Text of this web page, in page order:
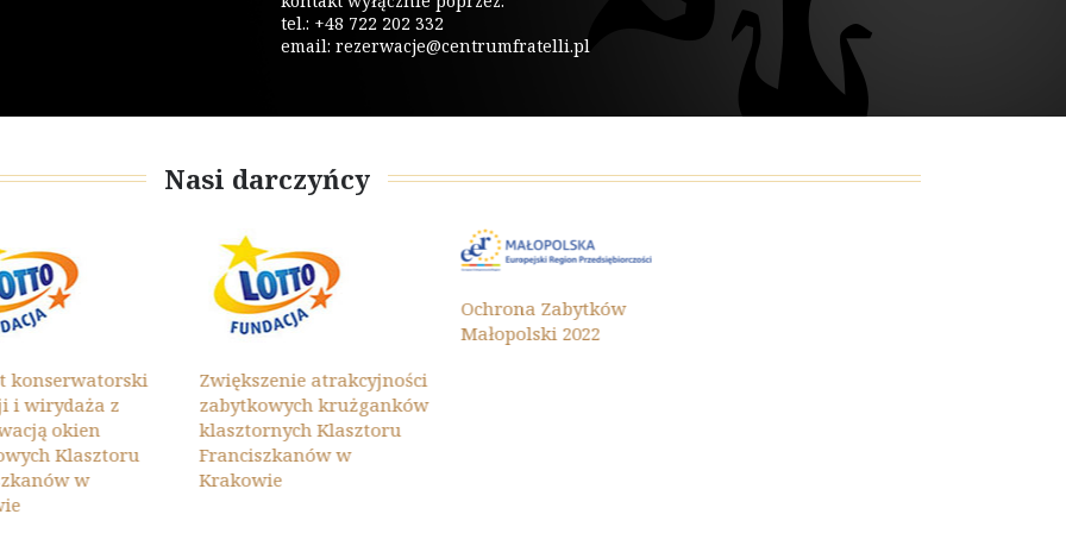
tel.: +48 722 202 332
email:rezerwacje@centrumfratelli.pl
Nasi darczyńcy
z
Klasztoru
w
Zwiększenie atrakcyjności
zabytkowych krużganków
klasztornych Klasztoru
Franciszkanów w
Krakowie
Ochrona Zabytków
Małopolski 2022